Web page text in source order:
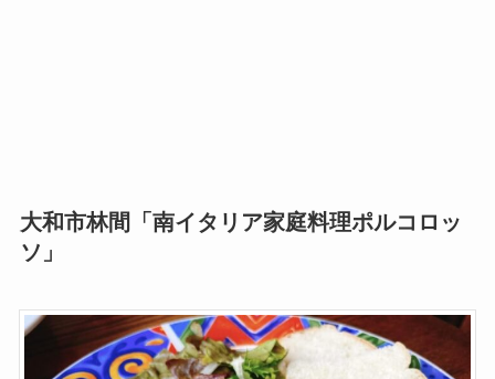
大和市林間「南イタリア家庭料理ポルコロッ
ソ」